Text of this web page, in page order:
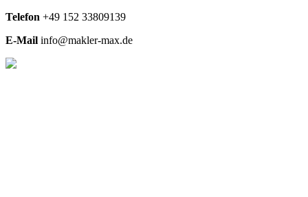
Telefon +49 152 33809139
E-Mail info@makler-max.de